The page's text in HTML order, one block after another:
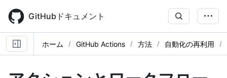
main
content
GitHubドキュメント
ホーム GitHub Actions 方法 自動化の再利用